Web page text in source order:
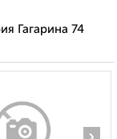
Гагарина 74